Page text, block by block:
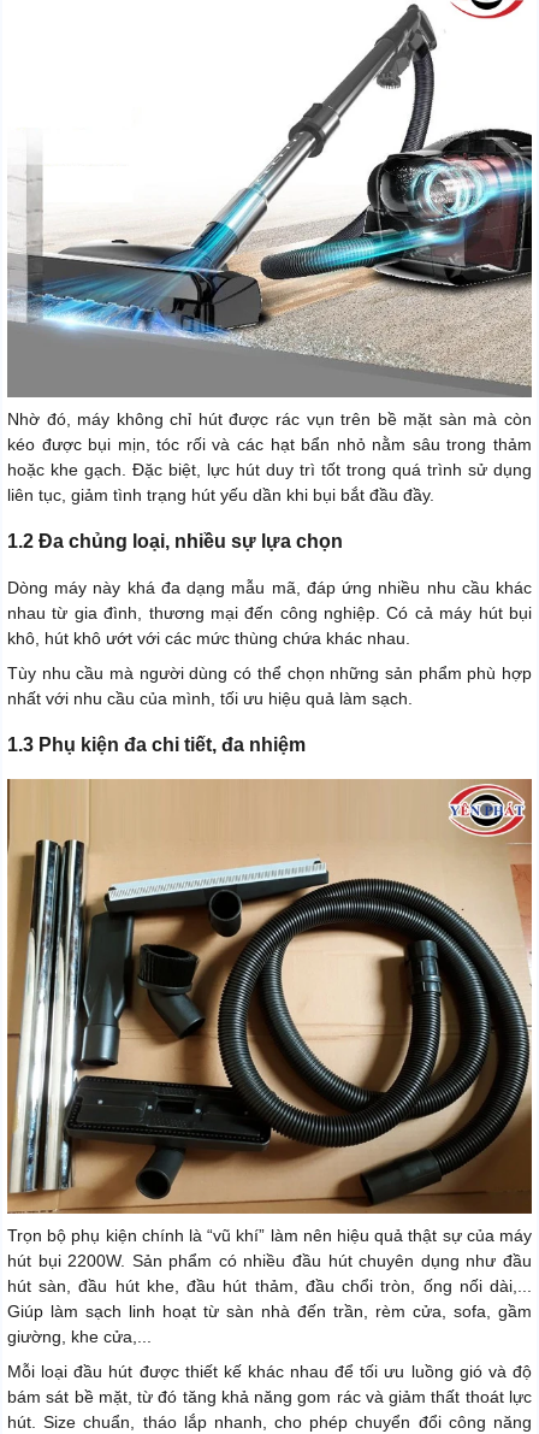
Nhờ đó, máy không chỉ hút được rác vụn trên bề mặt sàn mà còn
kéo được bụi mịn, tóc rối và các hạt bẩn nhỏ nằm sâu trong thảm
hoặc khe gạch. Đặc biệt, lực hút duy trì tốt trong quá trình sử dụng
liên tục, giảm tình trạng hút yếu dần khi bụi bắt đầu đầy.
1.2 Đa chủng loại, nhiều sự lựa chọn
Dòng máy này khá đa dạng mẫu mã, đáp ứng nhiều nhu cầu khác
nhau từ gia đình, thương mại đến công nghiệp. Có cả máy hút bụi
khô, hút khô ướt với các mức thùng chứa khác nhau.
Tùy nhu cầu mà người dùng có thể chọn những sản phẩm phù hợp
nhất với nhu cầu của mình, tối ưu hiệu quả làm sạch.
1.3 Phụ kiện đa chi tiết, đa nhiệm
Trọn bộ phụ kiện chính là “vũ khí” làm nên hiệu quả thật sự của máy
hút bụi 2200W. Sản phẩm có nhiều đầu hút chuyên dụng như đầu
hút sàn, đầu hút khe, đầu hút thảm, đầu chổi tròn, ống nối dài,...
Giúp làm sạch linh hoạt từ sàn nhà đến trần, rèm cửa, sofa, gầm
giường, khe cửa,...
Mỗi loại đầu hút được thiết kế khác nhau để tối ưu luồng gió và độ
bám sát bề mặt, từ đó tăng khả năng gom rác và giảm thất thoát lực
hút. Size chuẩn, tháo lắp nhanh, cho phép chuyển đổi công năng